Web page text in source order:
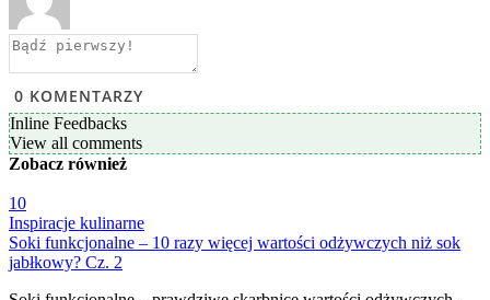
0 KOMENTARZY
Inline Feedbacks
View all comments
Zobacz również
10
Inspiracje kulinarne
Soki funkcjonalne – 10 razy więcej wartości odżywczych niż sok
jabłkowy? Cz. 2